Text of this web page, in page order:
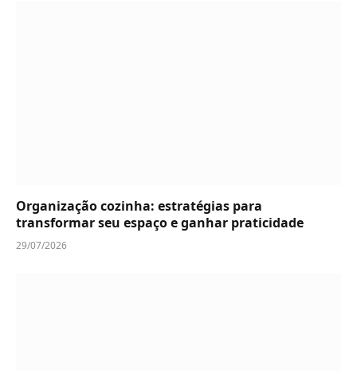
Organização cozinha: estratégias para
transformar seu espaço e ganhar praticidade
29/07/2026